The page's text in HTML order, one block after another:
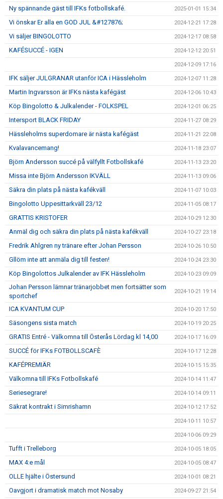
Ny spännande gäst till IFKs fotbollskafé. 2025-01-01 15:34
Vi önskar Er alla en GOD JUL &#127876; 2024-12-21 17:28
Vi säljer BINGOLOTTO 2024-12-17 08:58
KAFÉSUCCÉ - IGEN 2024-12-12 20:51
2024-12-09 17:16
IFK säljer JULGRANAR utanför ICA i Hässleholm 2024-12-07 11:28
Martin Ingvarsson är IFKs nästa kafégäst 2024-12-06 10:43
Köp Bingolotto & Julkalender - FOLKSPEL 2024-12-01 06:25
Intersport BLACK FRIDAY 2024-11-27 08:29
Hässleholms superdomare är nästa kafégäst 2024-11-21 22:08
Kvalavancemang! 2024-11-18 23:07
Björn Andersson succé på välfyllt Fotbollskafé 2024-11-13 23:20
Missa inte Björn Andersson IKVÄLL 2024-11-13 09:06
Säkra din plats på nästa kafékväll 2024-11-07 10:03
Bingolotto Uppesittarkväll 23/12 2024-11-05 08:17
GRATTIS KRISTOFER 2024-10-29 12:30
Anmäl dig och säkra din plats på nästa kafékväll 2024-10-27 23:18
Fredrik Ahlgren ny tränare efter Johan Persson 2024-10-26 10:50
Gllöm inte att anmäla dig till festen! 2024-10-24 23:30
Köp Bingolottos Julkalender av IFK Hässleholm 2024-10-23 09:09
Johan Persson lämnar tränarjobbet men fortsätter som
sportchef
2024-10-21 19:14
ICA KVANTUM CUP 2024-10-20 17:50
Säsongens sista match 2024-10-19 20:25
GRATIS Entré - Välkomna till Österås Lördag kl 14,00 2024-10-17 16:09
SUCCÉ för IFKs FOTBOLLSCAFÈ 2024-10-17 12:28
KAFÉPREMIÄR 2024-10-15 15:35
Välkomna till IFKs Fotbollskafé 2024-10-14 11:47
Seriesegrare! 2024-10-14 09:11
Säkrat kontrakt i Simrishamn 2024-10-12 17:52
2024-10-11 10:57
2024-10-06 09:29
Tufft i Trelleborg 2024-10-05 18:05
MAX 4:e mål 2024-10-05 08:47
OLLE hjälte i Östersund 2024-10-01 08:21
Oavgjort i dramatisk match mot Nosaby 2024-09-27 21:54